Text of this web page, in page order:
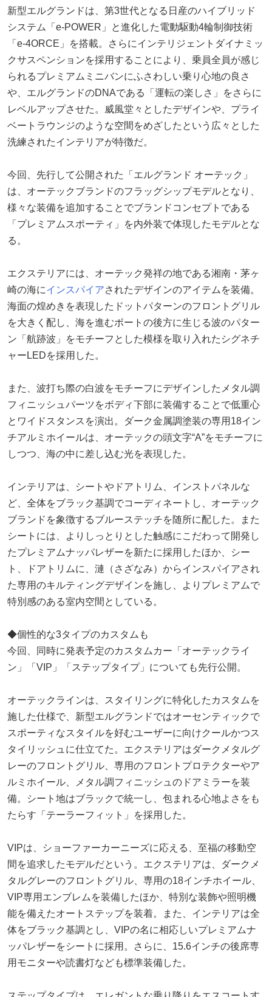
新型エルグランドは、第3世代となる日産のハイブリッド
システム「e-POWER」と進化した電動駆動4輪制御技術
「e-4ORCE」を搭載。さらにインテリジェントダイナミッ
クサスペンションを採用することにより、乗員全員が感じ
られるプレミアムミニバンにふさわしい乗り心地の良さ
や、エルグランドのDNAである「運転の楽しさ」をさらに
レベルアップさせた。威風堂々としたデザインや、プライ
ベートラウンジのような空間をめざしたという広々とした
洗練されたインテリアが特徴だ。
今回、先行して公開された「エルグランド オーテック」
は、オーテックブランドのフラッグシップモデルとなり、
様々な装備を追加することでブランドコンセプトである
「プレミアムスポーティ」を内外装で体現したモデルとな
る。
エクステリアには、オーテック発祥の地である湘南・茅ヶ
崎の海にインスパイアされたデザインのアイテムを装備。
海面の煌めきを表現したドットパターンのフロントグリル
を大きく配し、海を進むボートの後方に生じる波のパター
ン「航跡波」をモチーフとした模様を取り入れたシグネチ
ャーLEDを採用した。
また、波打ち際の白波をモチーフにデザインしたメタル調
フィニッシュパーツをボディ下部に装備することで低重心
とワイドスタンスを演出。ダーク金属調塗装の専用18イン
チアルミホイールは、オーテックの頭文字“A”をモチーフに
しつつ、海の中に差し込む光を表現した。
インテリアは、シートやドアトリム、インストパネルな
ど、全体をブラック基調でコーディネートし、オーテック
ブランドを象徴するブルーステッチを随所に配した。また
シートには、よりしっとりとした触感にこだわって開発し
たプレミアムナッパレザーを新たに採用したほか、シー
ト、ドアトリムに、漣（さざなみ）からインスパイアされ
た専用のキルティングデザインを施し、よりプレミアムで
特別感のある室内空間としている。
◆個性的な3タイプのカスタムも
今回、同時に発表予定のカスタムカー「オーテックライ
ン」「VIP」「ステップタイプ」についても先行公開。
オーテックラインは、スタイリングに特化したカスタムを
施した仕様で、新型エルグランドではオーセンティックで
スポーティなスタイルを好むユーザーに向けクールかつス
タイリッシュに仕立てた。エクステリアはダークメタルグ
レーのフロントグリル、専用のフロントプロテクターやア
ルミホイール、メタル調フィニッシュのドアミラーを装
備。シート地はブラックで統一し、包まれる心地よさをも
たらす「テーラーフィット」を採用した。
VIPは、ショーファーカーニーズに応える、至福の移動空
間を追求したモデルだという。エクステリアは、ダークメ
タルグレーのフロントグリル、専用の18インチホイール、
VIP専用エンブレムを装備したほか、特別な装飾や照明機
能を備えたオートステップを装着。また、インテリアは全
体をブラック基調とし、VIPの名に相応しいプレミアムナ
ッパレザーをシートに採用。さらに、15.6インチの後席専
用モニターや読書灯なども標準装備した。